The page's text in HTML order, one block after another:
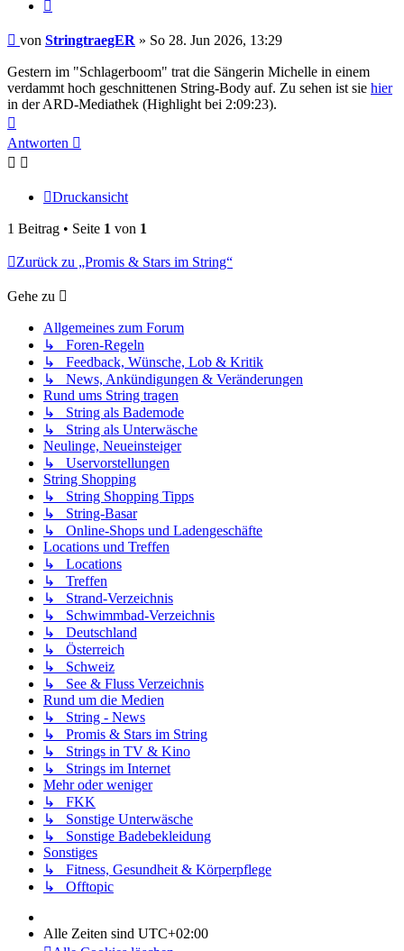
Beitrag
von StringtraegER » So 28. Jun 2026, 13:29
Gestern im "Schlagerboom" trat die Sängerin Michelle in einem
verdammt hoch geschnittenen String-Body auf. Zu sehen ist sie hier
in der ARD-Mediathek (Highlight bei 2:09:23).
oben
Antworten
Druckansicht
1 Beitrag • Seite 1 von 1
Zurück zu „Promis & Stars im String“
Gehe zu
Allgemeines zum Forum
↳ Foren-Regeln
↳ Feedback, Wünsche, Lob & Kritik
↳ News, Ankündigungen & Veränderungen
Rund ums String tragen
↳ String als Bademode
↳ String als Unterwäsche
Neulinge, Neueinsteiger
↳ Uservorstellungen
String Shopping
↳ String Shopping Tipps
↳ String-Basar
↳ Online-Shops und Ladengeschäfte
Locations und Treffen
↳ Locations
↳ Treffen
↳ Strand-Verzeichnis
↳ Schwimmbad-Verzeichnis
↳ Deutschland
↳ Österreich
↳ Schweiz
↳ See & Fluss Verzeichnis
Rund um die Medien
↳ String - News
↳ Promis & Stars im String
↳ Strings in TV & Kino
↳ Strings im Internet
Mehr oder weniger
↳ FKK
↳ Sonstige Unterwäsche
↳ Sonstige Badebekleidung
Sonstiges
↳ Fitness, Gesundheit & Körperpflege
↳ Offtopic
Alle Zeiten sind UTC+02:00